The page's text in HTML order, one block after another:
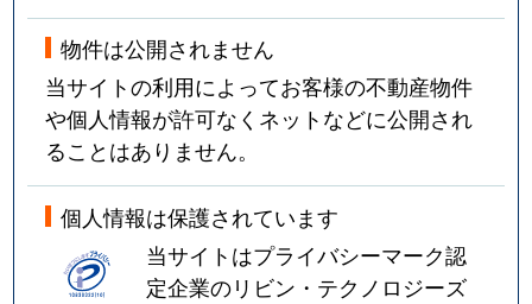
物件は公開されません
当サイトの利用によってお客様の不動産物件
や個人情報が許可なくネットなどに公開され
ることはありません。
個人情報は保護されています
当サイトはプライバシーマーク認
定企業のリビン・テクノロジーズ